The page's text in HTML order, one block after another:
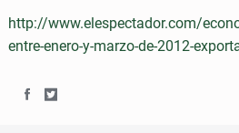
http://www.elespectador.com/
entre-enero-y-marzo-de-2012-